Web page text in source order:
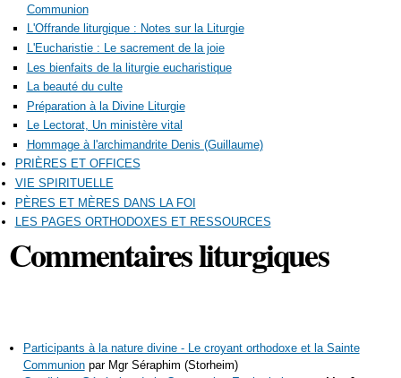
Communion
L'Offrande liturgique : Notes sur la Liturgie
L'Eucharistie : Le sacrement de la joie
Les bienfaits de la liturgie eucharistique
La beauté du culte
Préparation à la Divine Liturgie
Le Lectorat, Un ministère vital
Hommage à l'archimandrite Denis (Guillaume)
PRIÈRES ET OFFICES
VIE SPIRITUELLE
PÈRES ET MÈRES DANS LA FOI
LES PAGES ORTHODOXES ET RESSOURCES
Commentaires liturgiques
Participants à la nature divine - Le croyant orthodoxe et la Sainte
Communionpar Mgr Séraphim (Storheim)